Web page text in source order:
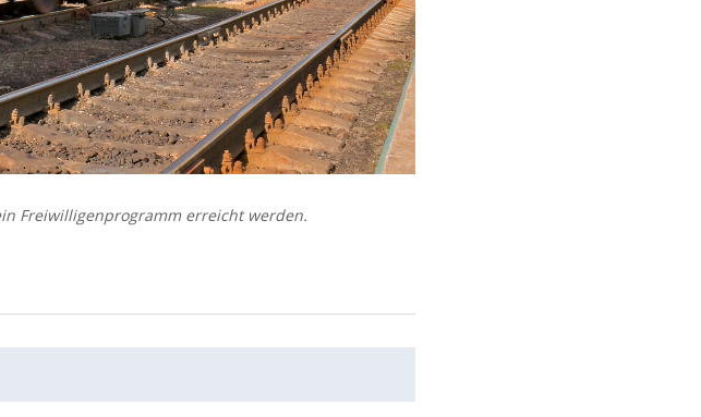
Freiwilligenprogramm erreicht werden.